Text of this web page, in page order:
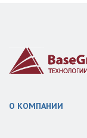
О КОМПАНИИ